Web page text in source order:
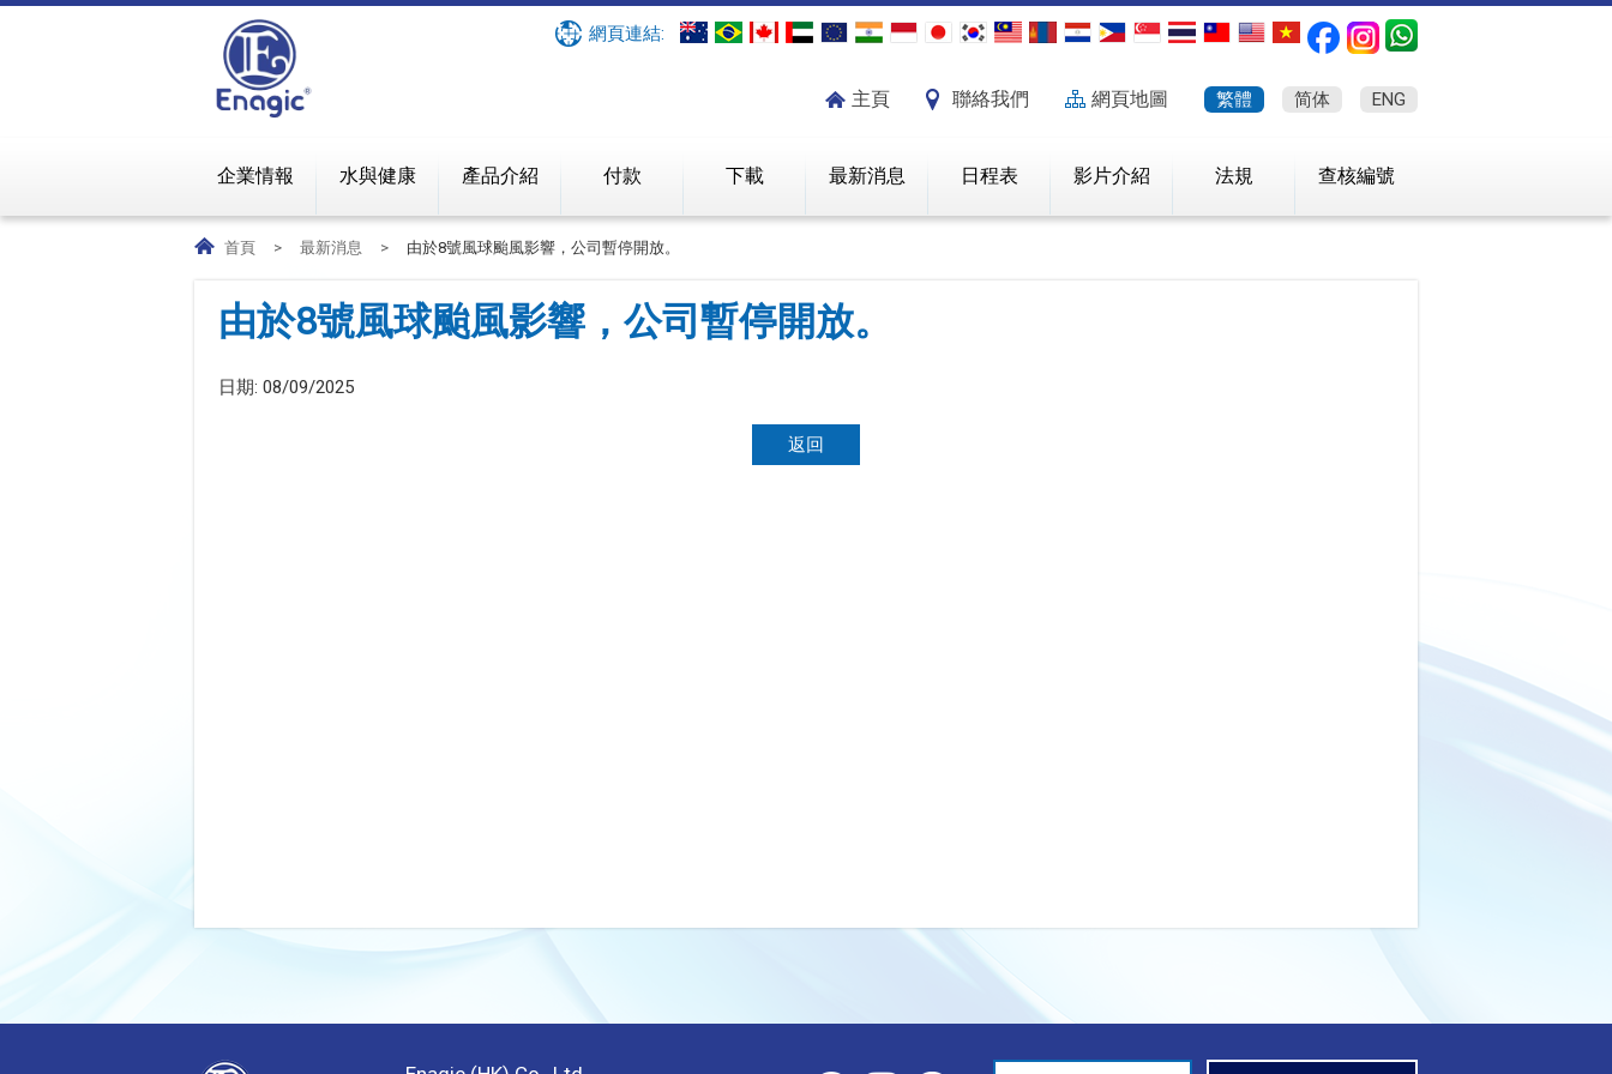
網頁連結:
主頁 聯絡我們 網頁地圖 繁體 简体 ENG
企業情報 水與健康 產品介紹 付款 下載 最新消息 日程表 影片介紹 法規 查核編號
首頁 > 最新消息 > 由於8號風球颱風影響，公司暫停開放。
由於8號風球颱風影響，公司暫停開放。
日期: 08/09/2025
返回